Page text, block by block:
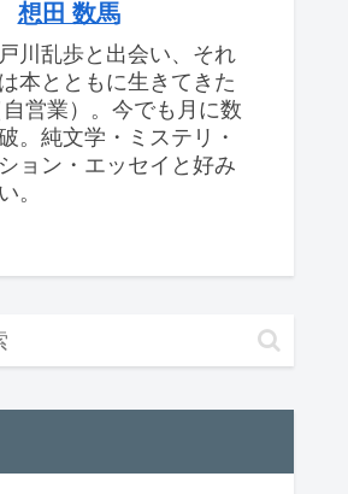
想田 数馬
川乱歩と出会い、それ
本とともに生きてきた
営業）。今でも月に数
。純文学・ミステリ・
ョン・エッセイと好み
。